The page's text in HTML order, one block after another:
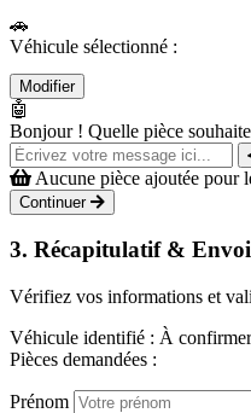
🚗
Véhicule sélectionné :
Modifier
🤖
Bonjour ! Quelle pièce
Aucune pièce ajoutée pour
Continuer
3. Récapitulatif & Envoi
Vérifiez vos informations et
Véhicule identifié : À confirmer
Pièces demandées :
Prénom